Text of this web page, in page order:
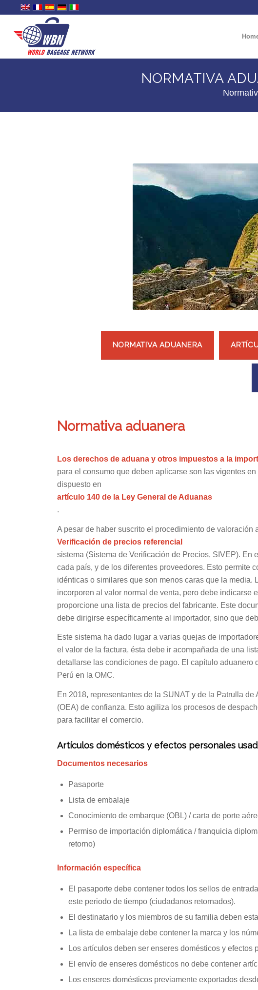
NORMATIVA
NORMATIVA ADUANERA
Normativa aduanera
Los derechos de aduana y otros impuestos a la
para el consumo que deben aplicarse son las vigentes
dispuesto en
artículo 140 de la Ley General de Aduanas
.
A pesar de haber suscrito el procedimiento de valoración
Verificación de precios referencial
sistema (Sistema de Verificación de Precios, SIVEP).
cada país, y de los diferentes proveedores. Esto permite
idénticas o similares que son menos caras que la
incorporen al valor normal de venta, pero debe indicarse
proporcione una lista de precios del fabricante. Este
debe dirigirse específicamente al importador, sino que
Este sistema ha dado lugar a varias quejas de
el valor de la factura, ésta debe ir acompañada de una
detallarse las condiciones de pago. El capítulo
Perú en la OMC.
En 2018, representantes de la SUNAT y de la Patrulla
(OEA) de confianza. Esto agiliza los procesos de
para facilitar el comercio.
Artículos domésticos y efectos personales
Documentos necesarios
Pasaporte
Lista de embalaje
Conocimiento de embarque (OBL) / carta de porte
Permiso de importación diplomática / franquicia
retorno)
Información específica
El pasaporte debe contener todos los sellos de
este periodo de tiempo (ciudadanos retornados).
El destinatario y los miembros de su familia deben
La lista de embalaje debe contener la marca y los
Los artículos deben ser enseres domésticos y efectos
El envío de enseres domésticos no debe contener
Los enseres domésticos previamente exportados